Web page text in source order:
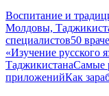
Воспитание и
Молдовы,
специалистов50
«Изучение русского
ТаджикистанаСамые
приложенийКак